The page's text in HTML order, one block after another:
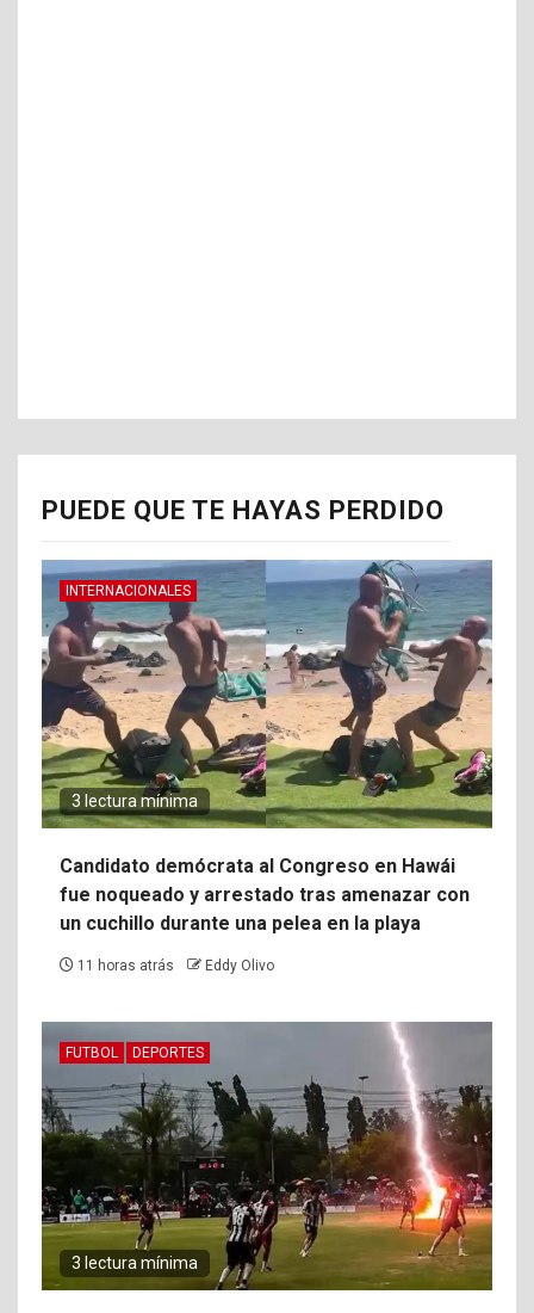
PUEDE QUE TE HAYAS PERDIDO
INTERNACIONALES
3 lectura mínima
Candidato demócrata al Congreso en Hawái
fue noqueado y arrestado tras amenazar con
un cuchillo durante una pelea en la playa
11 horas atrás Eddy Olivo
FUTBOL DEPORTES
3 lectura mínima